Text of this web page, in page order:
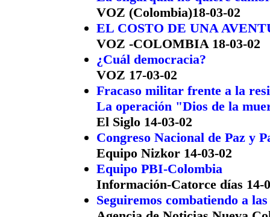
VOZ (Colombia)18-03-02
EL COSTO DE UNA
VOZ -COLOMBIA 18-03-02
¿Cuál democracia?
VOZ 17-03-02
Fracaso militar frente a la
La operación "Dios de la
El Siglo 14-03-02
Congreso Nacional de Paz y
Equipo Nizkor 14-03-02
Equipo PBI-Colombia
Información-Catorce días 14-
Seguiremos combatiendo a